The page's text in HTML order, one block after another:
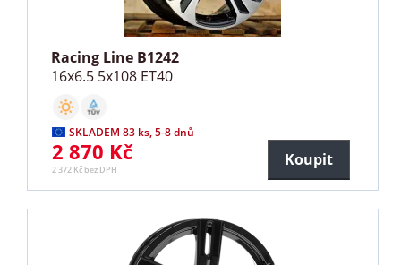
Racing Line B1242
16x6.5 5x108 ET40
SKLADEM 83 ks, 5-8 dnů
2 870 Kč
2 372 Kč bez DPH
Koupit